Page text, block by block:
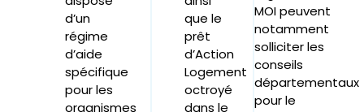
d’un
régime
d’aide
spécifique
pour les
organismes
que le
prêt
d’Action
Logement
octroyé
dans le
MOI peuvent
notamment
solliciter les
conseils
départementaux
pour le